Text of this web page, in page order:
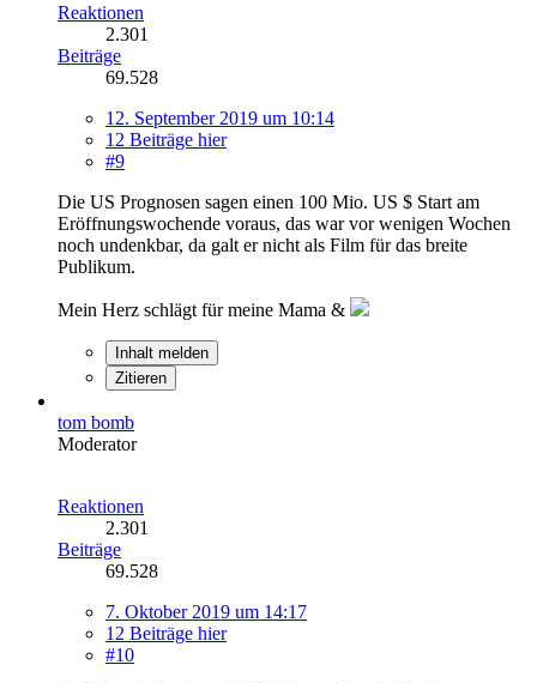
Reaktionen
2.301
Beiträge
69.528
12. September 2019 um 10:14
12 Beiträge hier
#9
Die US Prognosen sagen einen 100 Mio. US $ Start am
Eröffnungswochende voraus, das war vor wenigen Wochen
noch undenkbar, da galt er nicht als Film für das breite
Publikum.
Mein Herz schlägt für meine Mama &
Inhalt melden
Zitieren
tom bomb
Moderator
Reaktionen
2.301
Beiträge
69.528
7. Oktober 2019 um 14:17
12 Beiträge hier
#10